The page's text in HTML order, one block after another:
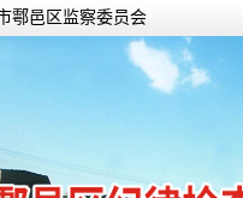
鄠邑区监察委员会